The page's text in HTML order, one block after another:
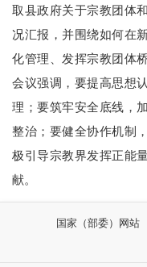
取县政府关于宗教团体
况汇报，并围绕如何在
化管理、发挥宗教团体
会议强调，要提高思想
理；要筑牢安全底线，
整治；要健全协作机制
极引导宗教界发挥正能
献。
国家（部委）网站